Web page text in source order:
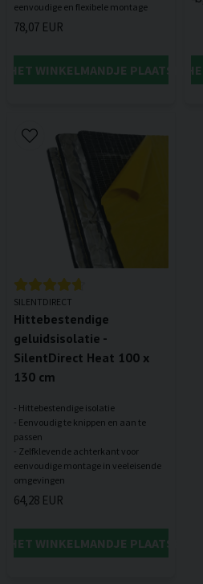
78,07 EUR
HET WINKELMANDJE PLAATSENIN
SILENTDIRECT
Hittebestendige
geluidsisolatie -
SilentDirect Heat 100 x
130 cm
- Hittebestendige isolatie
- Eenvoudig te knippen en aan te
passen
- Zelfklevende achterkant voor
eenvoudige montage in veeleisende
64,28 EUR
HET WINKELMANDJE PLAATSEN